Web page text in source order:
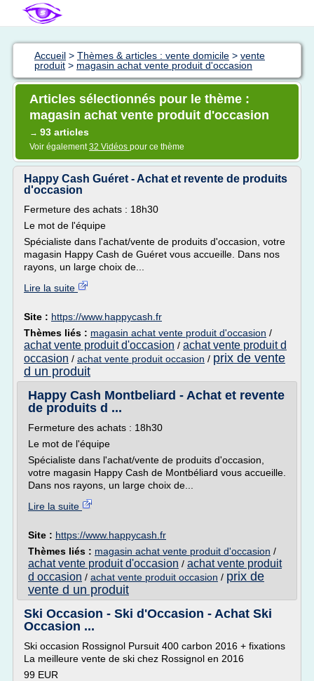
Accueil > Thèmes & articles : vente domicile > vente
produit > magasin achat vente produit d'occasion
Articles sélectionnés pour le thème :
magasin achat vente produit d'occasion
→ 93 articles
Voir également32 Vidéos pour ce thème
Happy Cash Guéret - Achat et revente de produits
d'occasion
Fermeture des achats : 18h30
Le mot de l'équipe
Spécialiste dans l'achat/vente de produits d'occasion, votre
magasin Happy Cash de Guéret vous accueille. Dans nos
rayons, un large choix de...
Lire la suite
Site : https://www.happycash.fr
Thèmes liés : magasin achat vente produit d'occasion /
achat vente produit d'occasion / achat vente produit d
occasion / achat vente produit occasion / prix de vente
d un produit
Happy Cash Montbeliard - Achat et revente
de produits d ...
Fermeture des achats : 18h30
Le mot de l'équipe
Spécialiste dans l'achat/vente de produits d'occasion,
votre magasin Happy Cash de Montbéliard vous accueille.
Dans nos rayons, un large choix de...
Lire la suite
Site : https://www.happycash.fr
Thèmes liés : magasin achat vente produit d'occasion /
achat vente produit d'occasion / achat vente produit
d occasion / achat vente produit occasion / prix de
vente d un produit
Ski Occasion - Ski d'Occasion - Achat Ski
Occasion ...
Ski occasion Rossignol Pursuit 400 carbon 2016 + fixations
La meilleure vente de ski chez Rossignol en 2016
99 EUR